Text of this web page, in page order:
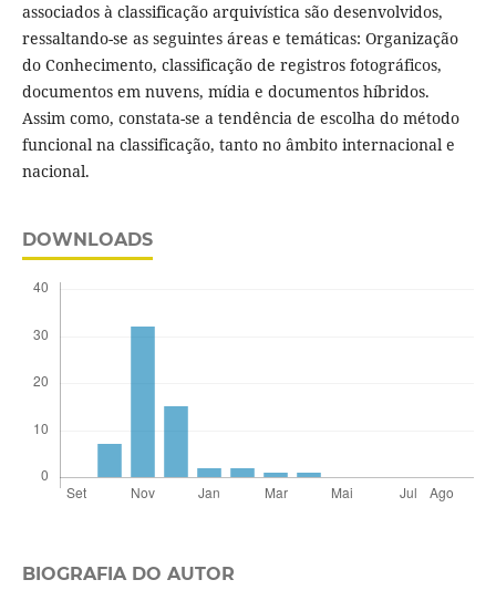
associados à classificação arquivística são desenvolvidos,
ressaltando-se as seguintes áreas e temáticas: Organização
do Conhecimento, classificação de registros fotográficos,
documentos em nuvens, mídia e documentos híbridos.
Assim como, constata-se a tendência de escolha do método
funcional na classificação, tanto no âmbito internacional e
nacional.
DOWNLOADS
BIOGRAFIA DO AUTOR